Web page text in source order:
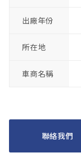
出廠年份
所在地
車商名稱
聯絡我們